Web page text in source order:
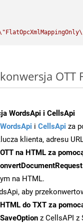
FlatOpcXmlMappingOnly
OTT
WordsApi i CellsApi
WordsApi i CellsApi za
klienta, adresu
na HTML za
na HTML.
aby
do TXT za
SaveOption z CellsAPI z